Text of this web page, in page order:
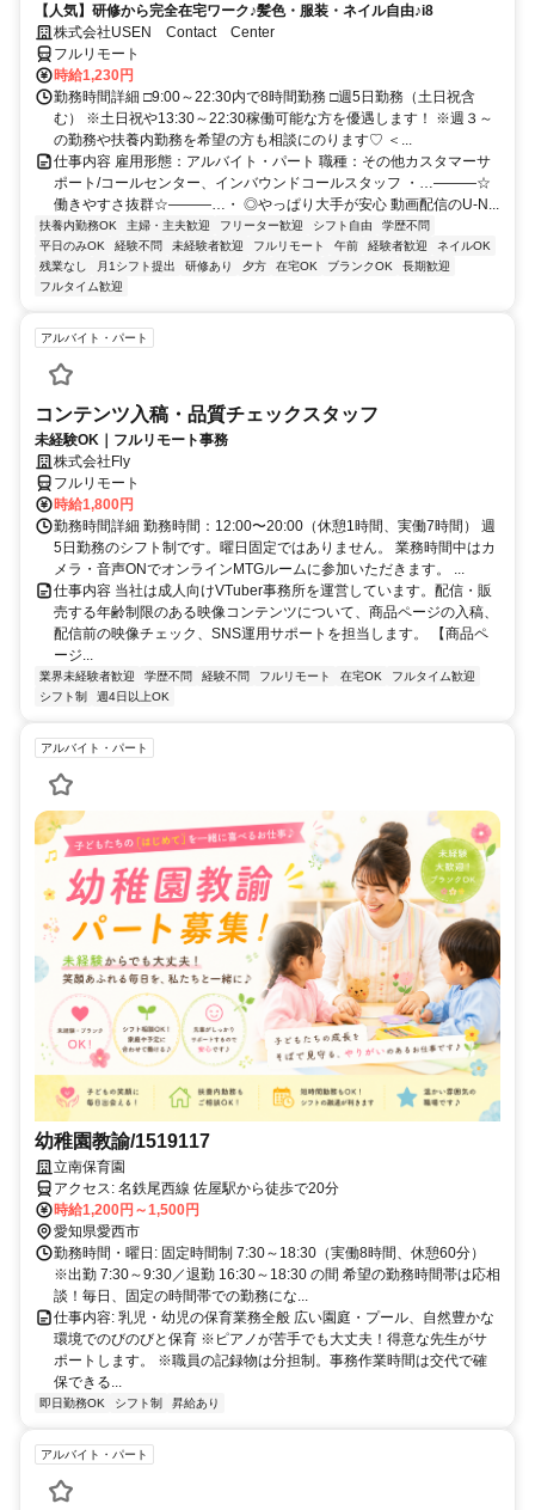
【人気】研修から完全在宅ワーク♪髪色・服装・ネイル自由♪i8
株式会社USEN Contact Center
フルリモート
時給1,230円
勤務時間詳細 □9:00～22:30内で8時間勤務 □週5日勤務（土日祝含
む） ※土日祝や13:30～22:30稼働可能な方を優遇します！ ※週３～
の勤務や扶養内勤務を希望の方も相談にのります♡ ＜...
仕事内容 雇用形態：アルバイト・パート 職種：その他カスタマーサ
ポート/コールセンター、インバウンドコールスタッフ ・…―――☆
働きやすさ抜群☆―――…・ ◎やっぱり大手が安心 動画配信のU-N...
扶養内勤務OK 主婦・主夫歓迎 フリーター歓迎 シフト自由
学歴不問
平日のみOK
経験不問 未経験者歓迎 フルリモート 午前 経験者歓迎
ネイルOK
残業なし
月1シフト提出 研修あり 夕方 在宅OK ブランクOK
長期歓迎
フルタイム歓迎
アルバイト・パート
コンテンツ入稿・品質チェックスタッフ
未経験OK｜フルリモート事務
株式会社Fly
フルリモート
時給1,800円
勤務時間詳細 勤務時間：12:00〜20:00（休憩1時間、実働7時間） 週
5日勤務のシフト制です。曜日固定ではありません。 業務時間中はカ
メラ・音声ONでオンラインMTGルームに参加いただきます。 ...
仕事内容 当社は成人向けVTuber事務所を運営しています。配信・販
売する年齢制限のある映像コンテンツについて、商品ページの入稿、
配信前の映像チェック、SNS運用サポートを担当します。 【商品ペ
ージ...
業界未経験者歓迎 学歴不問 経験不問 フルリモート 在宅OK
フルタイム歓迎
シフト制
週4日以上OK
アルバイト・パート
幼稚園教諭/1519117
立南保育園
アクセス: 名鉄尾西線 佐屋駅から徒歩で20分
時給1,200円～1,500円
愛知県愛西市
勤務時間・曜日: 固定時間制 7:30～18:30（実働8時間、休憩60分）
※出勤 7:30～9:30／退勤 16:30～18:30 の間 希望の勤務時間帯は応相
談！毎日、固定の時間帯での勤務にな...
仕事内容: 乳児・幼児の保育業務全般 広い園庭・プール、自然豊かな
環境でのびのびと保育 ※ピアノが苦手でも大丈夫！得意な先生がサ
ポートします。 ※職員の記録物は分担制。事務作業時間は交代で確
保できる...
即日勤務OK シフト制 昇給あり
アルバイト・パート